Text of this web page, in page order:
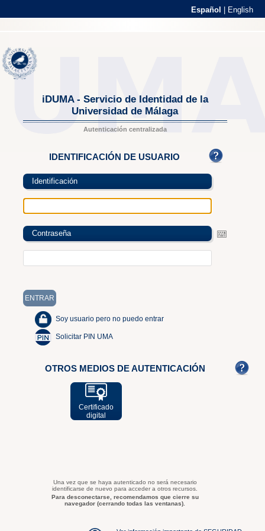
Español English
iDUMA - Servicio de Identidad de la
Universidad de Málaga
Autenticación centralizada
IDENTIFICACIÓN DE USUARIO
Identificación
Contraseña
Soy usuario pero no puedo entrar
Solicitar PIN UMA
OTROS MEDIOS DE AUTENTICACIÓN
Certificado
digital
Una vez que se haya autenticado no será necesario
identificarse de nuevo para acceder a otros recursos.
Para desconectarse, recomendamos que cierre su
navegador (cerrando todas las ventanas).